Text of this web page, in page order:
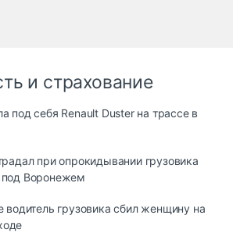
и страхование
под себя Renault Duster на трассе в
при опрокидывании грузовика
Воронежем
водитель грузовика сбил женщину на